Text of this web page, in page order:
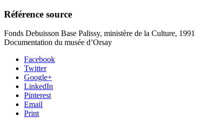
Référence source
Fonds Debuisson Base Palissy, ministère de la Culture, 1991
Documentation du musée d’Orsay
Facebook
Twitter
Google+
LinkedIn
Pinterest
Email
Print